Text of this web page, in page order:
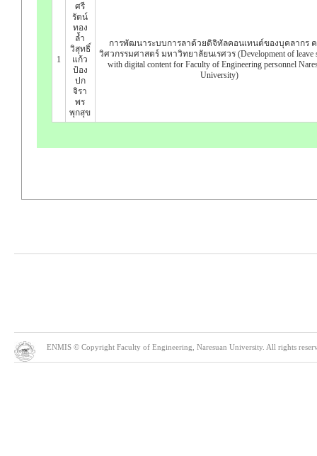
1
ศรี
รัตน์
ทอง
ล้ำ
วิสุทธิ์
แก้ว
ป้อง
ปก
จิรา
พร
พุกสุข
การพัฒนาระบบการลาด้วยดิจิทัลคอนเทนต์ของบุคลากร
วิศวกรรมศาสตร์ มหาวิทยาลัยนเรศวร (Development of leave
with digital content for Faculty of Engineering personnel
University)
ENMIS © Copyright Faculty of Engineering, Naresuan University. All rights